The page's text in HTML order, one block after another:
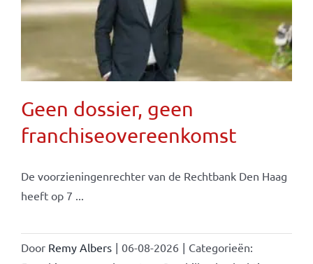
Geen dossier, geen
franchiseovereenkomst
De voorzieningenrechter van de Rechtbank Den Haag
heeft op 7 ...
Door Remy Albers | 06-08-2026 | Categorieën: